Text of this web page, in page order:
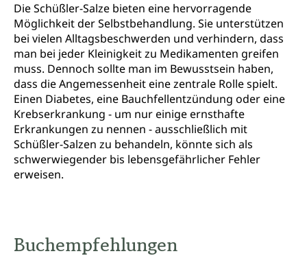
Die Schüßler-Salze bieten eine hervorragende
Möglichkeit der Selbstbehandlung. Sie unterstützen
bei vielen Alltagsbeschwerden und verhindern, dass
man bei jeder Kleinigkeit zu Medikamenten greifen
muss. Dennoch sollte man im Bewusstsein haben,
dass die Angemessenheit eine zentrale Rolle spielt.
Einen Diabetes, eine Bauchfellentzündung oder eine
Krebserkrankung - um nur einige ernsthafte
Erkrankungen zu nennen - ausschließlich mit
Schüßler-Salzen zu behandeln, könnte sich als
schwerwiegender bis lebensgefährlicher Fehler
erweisen.
Buchempfehlungen